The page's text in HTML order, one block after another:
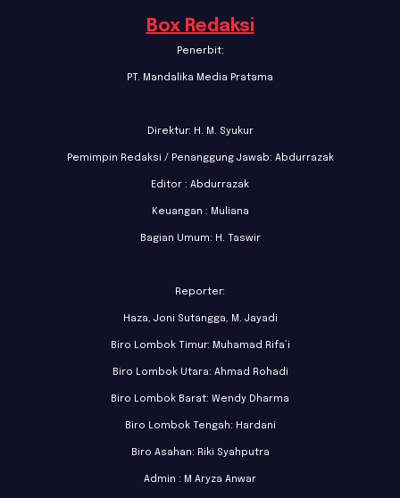
Box Redaksi
Penerbit:
PT. Mandalika Media Pratama
Direktur: H. M. Syukur
Pemimpin Redaksi / Penanggung Jawab: Abdurrazak
Editor : Abdurrazak
Keuangan : Muliana
Bagian Umum: H. Taswir
Reporter:
Haza, Joni Sutangga, M. Jayadi
Biro Lombok Timur: Muhamad Rifa’i
Biro Lombok Utara: Ahmad Rohadi
Biro Lombok Barat: Wendy Dharma
Biro Lombok Tengah: Hardani
Biro Asahan: Riki Syahputra
Admin : M Aryza Anwar